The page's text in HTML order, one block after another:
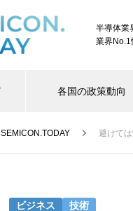
半導体業
業界No.1
各国の政策動向
SEMICON.TODAY 避けて
ビジネス 技術